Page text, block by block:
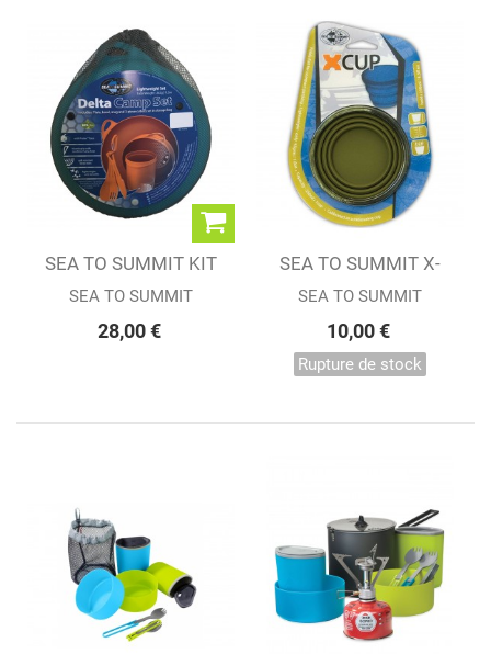
SEA TO SUMMIT KIT
DELTA CAMP SET
SEA TO SUMMIT
28,00 €
SEA TO SUMMIT X-
CUP
SEA TO SUMMIT
10,00 €
Rupture de stock